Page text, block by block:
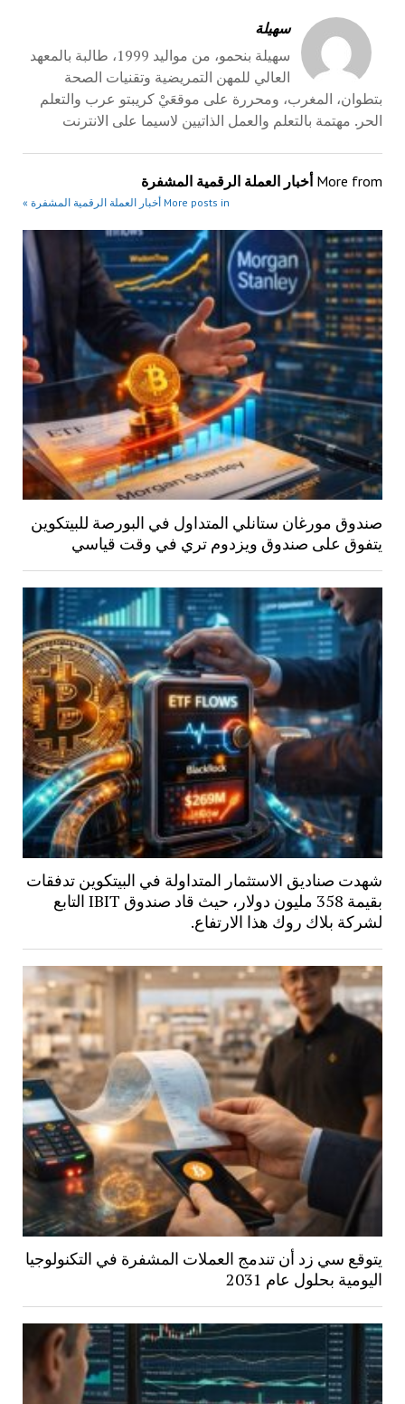
سهيلة
سهيلة بنحمو، من مواليد 1999، طالبة بالمعهد
العالي للمهن التمريضية وتقنيات الصحة
بتطوان، المغرب، ومحررة على موقعَيْ كريبتو عرب والتعلم
الحر. مهتمة بالتعلم والعمل الذاتيين لاسيما على الانترنت
More from أخبار العملة الرقمية المشفرة
More posts in أخبار العملة الرقمية المشفرة »
صندوق مورغان ستانلي المتداول في البورصة للبيتكوين
يتفوق على صندوق ويزدوم تري في وقت قياسي
شهدت صناديق الاستثمار المتداولة في البيتكوين تدفقات
بقيمة 358 مليون دولار، حيث قاد صندوق IBIT التابع
لشركة بلاك روك هذا الارتفاع.
يتوقع سي زد أن تندمج العملات المشفرة في التكنولوجيا
اليومية بحلول عام 2031